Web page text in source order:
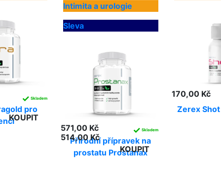
pro
✓ Skladem
KOUPIT
Intimita a urologie
Sleva
Přírodní přípravek na
prostatu Prostanax
571,00 Kč
514,00 Kč
✓ Skladem
KOUPIT
Zerex
170,00 Kč